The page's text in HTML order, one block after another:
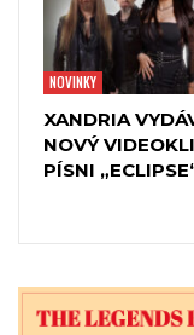
NOVINKY
XANDRIA
NOVÝ
PÍSNI